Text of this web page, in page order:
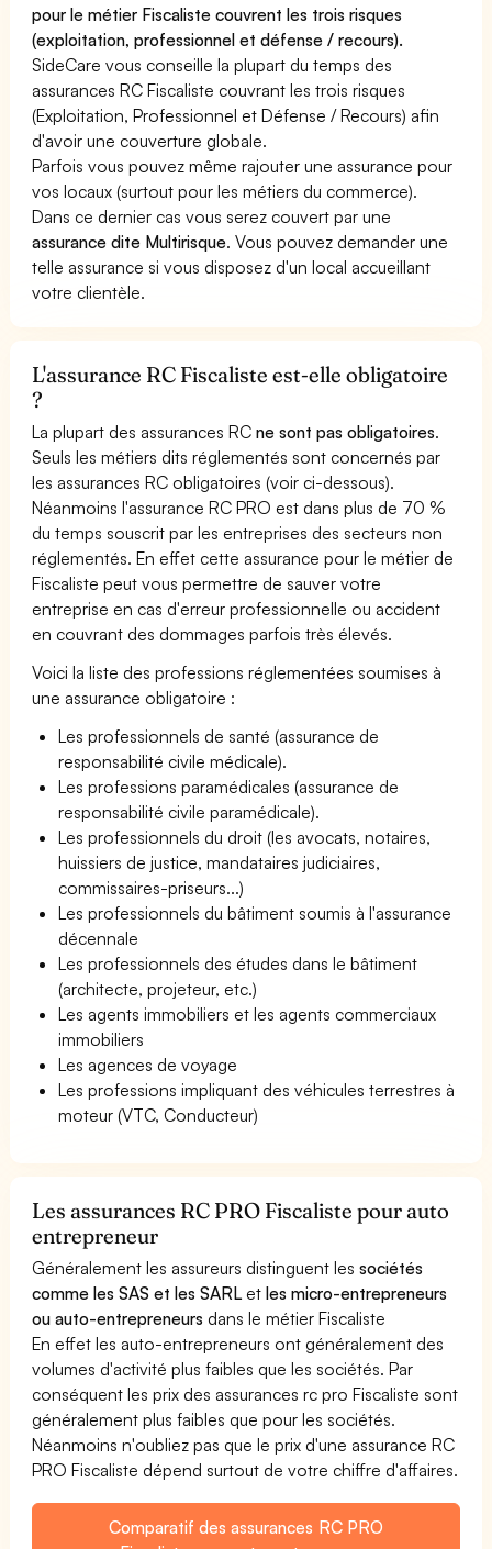
pour le métier Fiscaliste couvrent les trois risques
(exploitation, professionnel et défense / recours).
SideCare vous conseille la plupart du temps des
assurances RC Fiscaliste couvrant les trois risques
(Exploitation, Professionnel et Défense / Recours) afin
d'avoir une couverture globale.
Parfois vous pouvez même rajouter une assurance pour
vos locaux (surtout pour les métiers du commerce).
Dans ce dernier cas vous serez couvert par une
assurance dite Multirisque. Vous pouvez demander une
telle assurance si vous disposez d'un local accueillant
votre clientèle.
L'assurance RC Fiscaliste est-elle obligatoire
?
La plupart des assurances RCne sont pas obligatoires.
Seuls les métiers dits réglementés sont concernés par
les assurances RC obligatoires (voir ci-dessous).
Néanmoins l'assurance RC PRO est dans plus de 70 %
du temps souscrit par les entreprises des secteurs non
réglementés. En effet cette assurance pour le métier de
Fiscaliste peut vous permettre de sauver votre
entreprise en cas d'erreur professionnelle ou accident
en couvrant des dommages parfois très élevés.
Voici la liste des professions réglementées soumises à
une assurance obligatoire :
Les professionnels de santé (assurance de
responsabilité civile médicale).
Les professions paramédicales (assurance de
responsabilité civile paramédicale).
Les professionnels du droit (les avocats, notaires,
huissiers de justice, mandataires judiciaires,
commissaires-priseurs...)
Les professionnels du bâtiment soumis à l'assurance
décennale
Les professionnels des études dans le bâtiment
(architecte, projeteur, etc.)
Les agents immobiliers et les agents commerciaux
immobiliers
Les agences de voyage
Les professions impliquant des véhicules terrestres à
moteur (VTC, Conducteur)
Les assurances RC PRO Fiscaliste pour auto
entrepreneur
Généralement les assureurs distinguent lessociétés
comme les SAS et les SARL etles micro-entrepreneurs
ou auto-entrepreneurs dans le métier Fiscaliste
En effet les auto-entrepreneurs ont généralement des
volumes d'activité plus faibles que les sociétés. Par
conséquent les prix des assurances rc pro Fiscaliste sont
généralement plus faibles que pour les sociétés.
Néanmoins n'oubliez pas que le prix d'une assurance RC
PRO Fiscaliste dépend surtout de votre chiffre d'affaires.
Comparatif des assurances RC PRO